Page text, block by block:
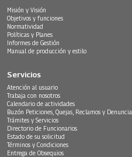
Misión y Visión
Objetivos y funciones
Normatividad
Políticas y Planes
Informes de Gestión
Manual de producción y estilo
Servicios
Atención al usuario
Trabaja con nosotros
Calendario de actividades
Buzón Peticiones, Quejas, Reclamos y
Trámites y Servicios
Directorio de Funcionarios
Estado de su solicitud
Términos y Condiciones
Entrega de Obsequios